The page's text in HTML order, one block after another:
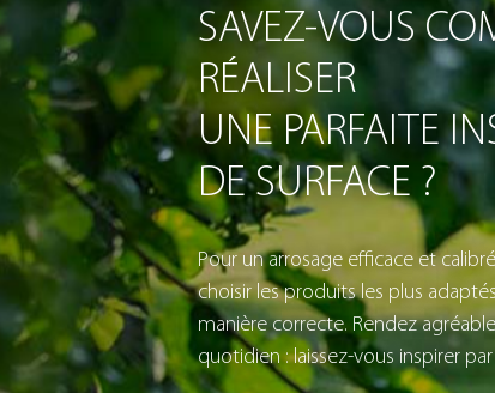
SAVEZ-VOUS
RÉALISER
UNE PARFAITE
DE SURFACE ?
Pour un arrosage efficace et
choisir les produits les plus
manière correcte. Rendez
quotidien : laissez-vous inspirer par